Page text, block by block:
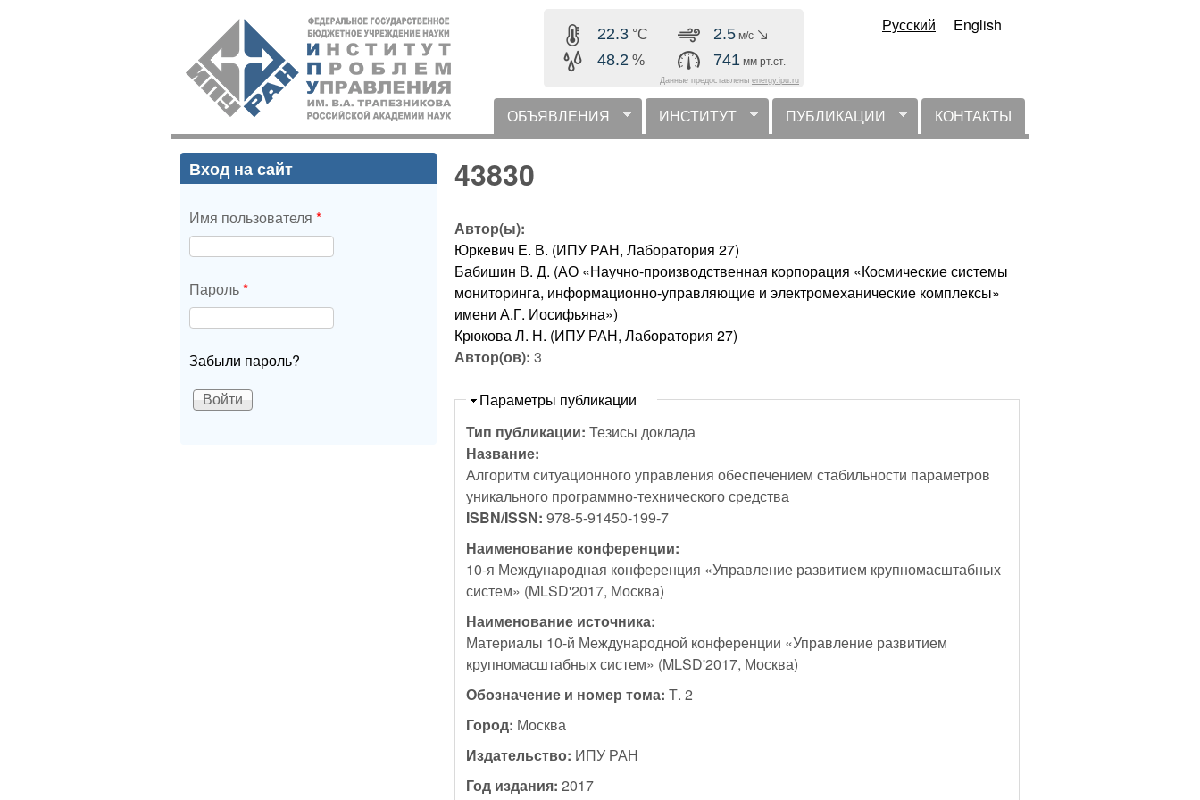
содержанию
ИПУ
РАН
22.3 °C
48.2 %
2.5 м/с
741 мм рт.ст.
Данные предоставлены energy.ipu.ru
Русский English
горизонтальное меню
ОБЪЯВЛЕНИЯ ИНСТИТУТ ПУБЛИКАЦИИ КОНТАКТЫ
43830
Автор(ы):
Юркевич Е. В. (ИПУ РАН, Лаборатория 27)
Бабишин В. Д. (АО «Научно-производственная корпорация «Космические системы
мониторинга, информационно-управляющие и электромеханические комплексы»
имени А.Г. Иосифьяна»)
Крюкова Л. Н. (ИПУ РАН, Лаборатория 27)
Автор(ов):3
Скрыть
Параметры публикации
Тип публикации:Тезисы доклада
Название:
Алгоритм ситуационного управления обеспечением стабильности параметров
уникального программно-технического средства
ISBN/ISSN:978-5-91450-199-7
Наименование конференции:
10-я Международная конференция «Управление развитием крупномасштабных
систем» (MLSD'2017, Москва)
Наименование источника:
Материалы 10-й Международной конференции «Управление развитием
крупномасштабных систем» (MLSD'2017, Москва)
Обозначение и номер тома:Т. 2
Город: Москва
Издательство: ИПУ РАН
Год издания:2017
Вход на сайт
Имя пользователя *
Пароль*
Забыли пароль?